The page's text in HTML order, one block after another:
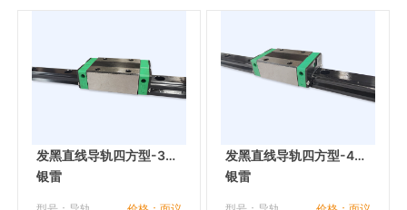
发黑直线导轨四方型-35
ZL
银雷
发黑直线导轨四方型-45
ZL
银雷